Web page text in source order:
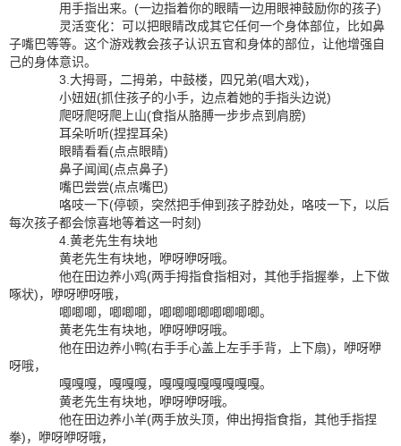
用手指出来。(一边指着你的眼睛一边用眼神鼓励你的孩子)
灵活变化：可以把眼睛改成其它任何一个身体部位，比如鼻
子嘴巴等等。这个游戏教会孩子认识五官和身体的部位，让他增强自
己的身体意识。
3.大拇哥，二拇弟，中鼓楼，四兄弟(唱大戏)，
小妞妞(抓住孩子的小手，边点着她的手指头边说)
爬呀爬呀爬上山(食指从胳膊一步步点到肩膀)
耳朵听听(捏捏耳朵)
眼睛看看(点点眼睛)
鼻子闻闻(点点鼻子)
嘴巴尝尝(点点嘴巴)
咯吱一下(停顿，突然把手伸到孩子脖劲处，咯吱一下，以后
每次孩子都会惊喜地等着这一时刻)
4.黄老先生有块地
黄老先生有块地，咿呀咿呀哦。
他在田边养小鸡(两手拇指食指相对，其他手指握拳，上下做
啄状)，咿呀咿呀哦，
唧唧唧，唧唧唧，唧唧唧唧唧唧唧唧。
黄老先生有块地，咿呀咿呀哦。
他在田边养小鸭(右手手心盖上左手手背，上下扇)，咿呀咿
呀哦，
嘎嘎嘎，嘎嘎嘎，嘎嘎嘎嘎嘎嘎嘎嘎。
黄老先生有块地，咿呀咿呀哦。
他在田边养小羊(两手放头顶，伸出拇指食指，其他手指捏
拳)，咿呀咿呀哦，